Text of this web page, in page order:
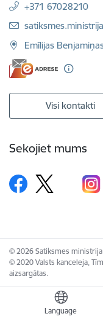
Language
+371 67028210
E-pasts:
Emīlijas
Visi kontakti
Sekojiet mums
© 2026 Satiksmes
© 2020 Valsts kanceleja,
aizsargātas.